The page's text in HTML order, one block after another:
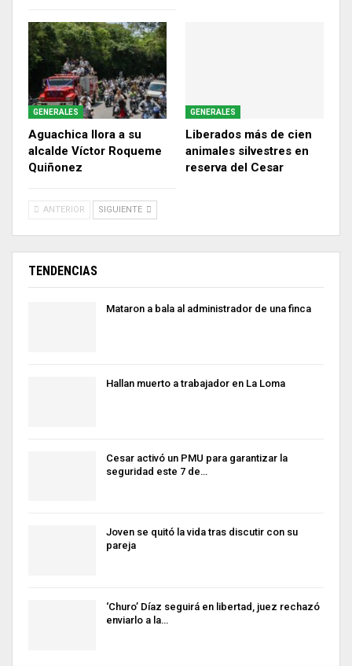
GENERALES
Aguachica llora a su
alcalde Víctor Roqueme
Quiñonez
GENERALES
Liberados más de cien
animales silvestres en
reserva del Cesar
ANTERIOR SIGUIENTE
TENDENCIAS
Mataron a bala al administrador de una finca
Hallan muerto a trabajador en La Loma
Cesar activó un PMU para garantizar la
seguridad este 7 de…
Joven se quitó la vida tras discutir con su
pareja
‘Churo’ Díaz seguirá en libertad, juez rechazó
enviarlo a la…